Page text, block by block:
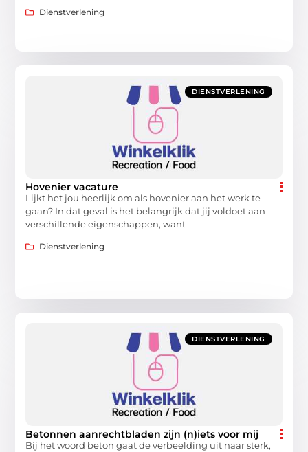
Dienstverlening
DIENSTVERLENING
Hovenier vacature
Lijkt het jou heerlijk om als hovenier aan het werk te
gaan? In dat geval is het belangrijk dat jij voldoet aan
verschillende eigenschappen, want
Dienstverlening
DIENSTVERLENING
Betonnen aanrechtbladen zijn (n)iets voor mij
Bij het woord beton gaat de verbeelding uit naar sterk,